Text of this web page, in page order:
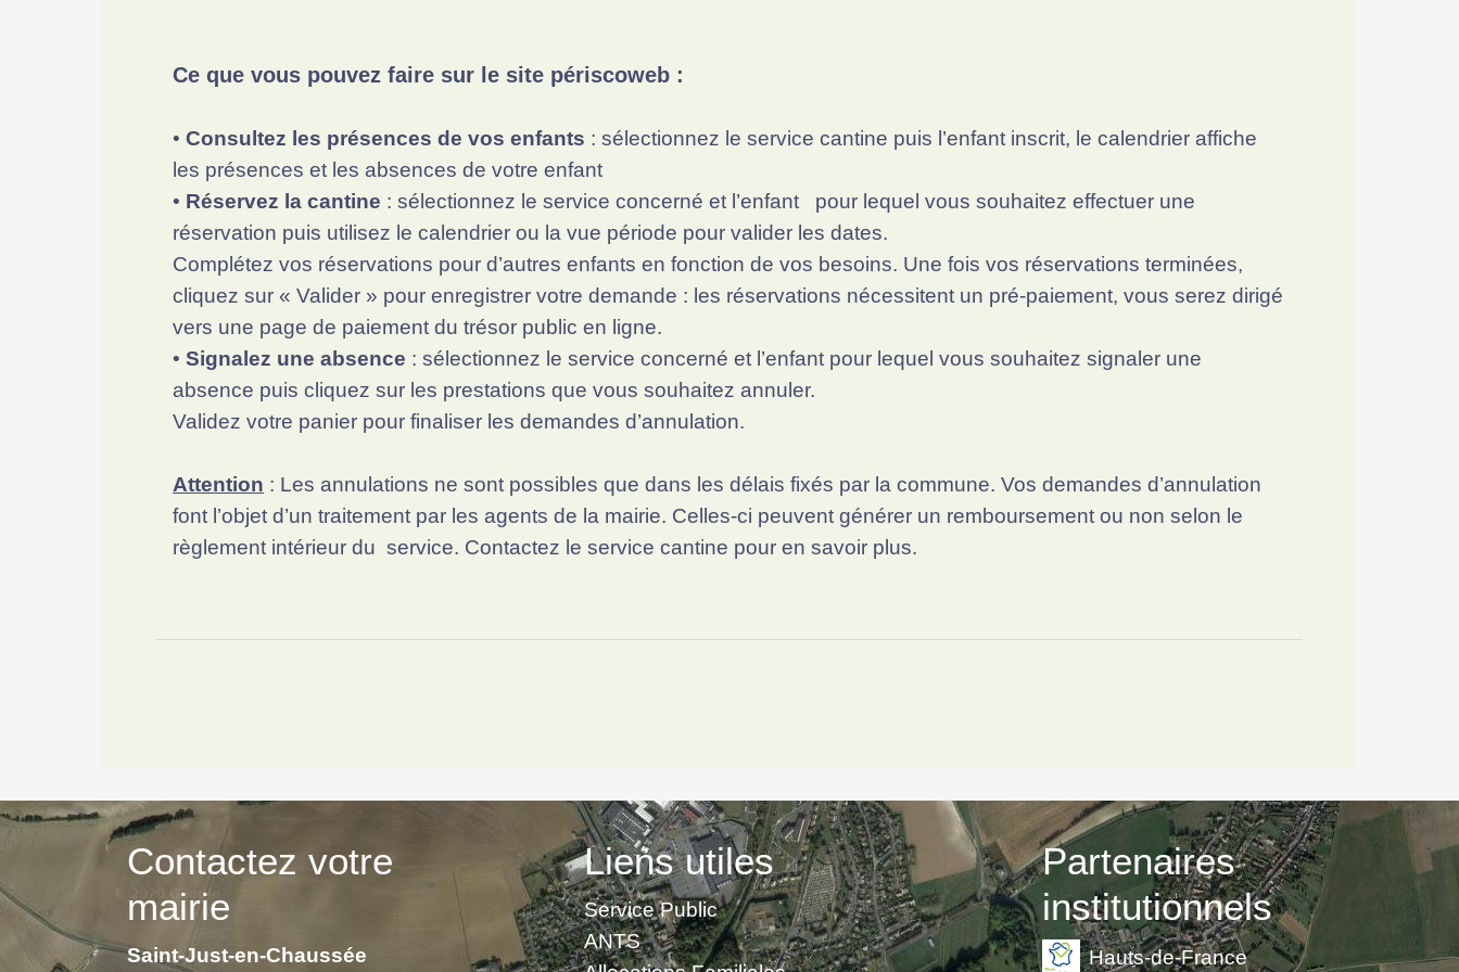
Ce que vous pouvez faire sur le site périscoweb :
•Consultez les présences de vos enfants : sélectionnez le service cantine puis l’enfant inscrit, le calendrier affiche
les présences et les absences de votre enfant
• Réservez la cantine : sélectionnez le service concerné et l’enfant pour lequel vous souhaitez effectuer une
réservation puis utilisez le calendrier ou la vue période pour valider les dates.
Complétez vos réservations pour d’autres enfants en fonction de vos besoins. Une fois vos réservations terminées,
cliquez sur « Valider » pour enregistrer votre demande : les réservations nécessitent un pré-paiement, vous serez dirigé
vers une page de paiement du trésor public en ligne.
•Signalez une absence : sélectionnez le service concerné et l’enfant pour lequel vous souhaitez signaler une
absence puis cliquez sur les prestations que vous souhaitez annuler.
Validez votre panier pour finaliser les demandes d’annulation.
Attention : Les annulations ne sont possibles que dans les délais fixés par la commune. Vos demandes d’annulation
font l’objet d’un traitement par les agents de la mairie. Celles-ci peuvent générer un remboursement ou non selon le
règlement intérieur du service. Contactez le service cantine pour en savoir plus.
Contactez votre
mairie
Saint-Just-en-Chaussée
Liens utiles
Service Public
ANTS
Partenaires
institutionnels
Hauts-de-France